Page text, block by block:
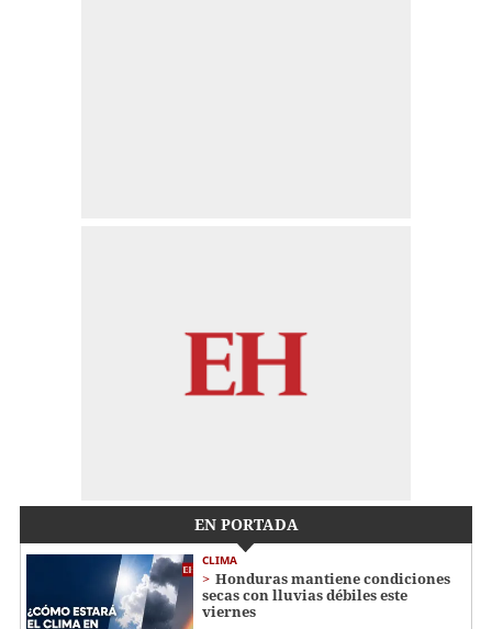
EN PORTADA
CLIMA
Honduras mantiene condiciones
secas con lluvias débiles este
viernes